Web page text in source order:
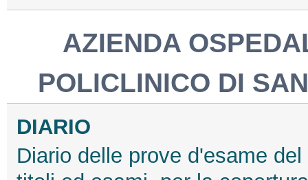
AZIENDA
POLICLINICO DI
DIARIO
Diario delle prove d'esame